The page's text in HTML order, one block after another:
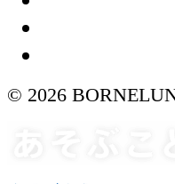
© 2026